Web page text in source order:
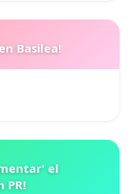
Basilea!
el
PR!